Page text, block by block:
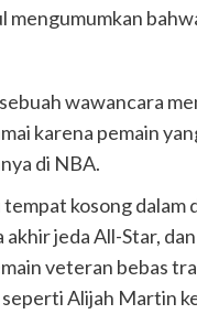
wawancara
karena pemain
di NBA.
kosong
jeda All-Star,
veteran bebas
Alijah Martin